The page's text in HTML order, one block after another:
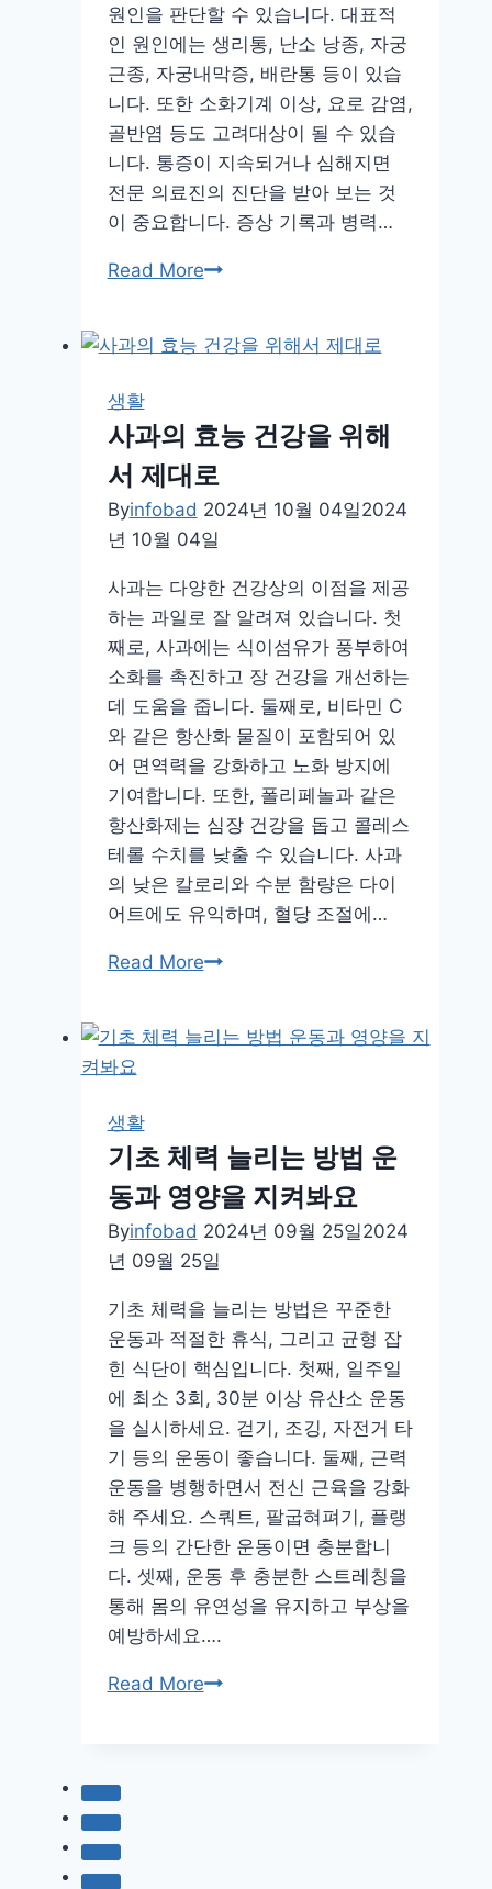
찾
아
봐
요!
원인을 판단할 수 있습니다. 대표적
인 원인에는 생리통, 난소 낭종, 자궁
근종, 자궁내막증, 배란통 등이 있습
니다. 또한 소화기계 이상, 요로 감염,
골반염 등도 고려대상이 될 수 있습
니다. 통증이 지속되거나 심해지면
전문 의료진의 진단을 받아 보는 것
이 중요합니다. 증상 기록과 병력…
Read More여
랫
증
원
인,
증
에
대
해
알
아
두
고
미
리
관
리
시
생활
사과의 효능 건강을 위해
서 제대로
Byinfobad 2024년 10월 04일2024
년 10월 04일
사과는 다양한 건강상의 이점을 제공
하는 과일로 잘 알려져 있습니다. 첫
째로, 사과에는 식이섬유가 풍부하여
소화를 촉진하고 장 건강을 개선하는
데 도움을 줍니다. 둘째로, 비타민 C
와 같은 항산화 물질이 포함되어 있
어 면역력을 강화하고 노화 방지에
기여합니다. 또한, 폴리페놀과 같은
항산화제는 심장 건강을 돕고 콜레스
테롤 수치를 낮출 수 있습니다. 사과
의 낮은 칼로리와 수분 함량은 다이
어트에도 유익하며, 혈당 조절에…
Read More사
효
을
위
해
서
대
로
생활
기초 체력 늘리는 방법 운
동과 영양을 지켜봐요
Byinfobad 2024년 09월 25일2024
년 09월 25일
기초 체력을 늘리는 방법은 꾸준한
운동과 적절한 휴식, 그리고 균형 잡
힌 식단이 핵심입니다. 첫째, 일주일
에 최소 3회, 30분 이상 유산소 운동
을 실시하세요. 걷기, 조깅, 자전거 타
기 등의 운동이 좋습니다. 둘째, 근력
운동을 병행하면서 전신 근육을 강화
해 주세요. 스쿼트, 팔굽혀펴기, 플랭
크 등의 간단한 운동이면 충분합니
다. 셋째, 운동 후 충분한 스트레칭을
통해 몸의 유연성을 유지하고 부상을
예방하세요….
Read More기